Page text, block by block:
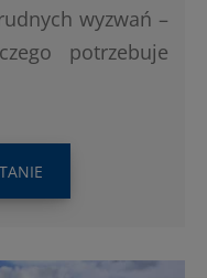
wyzwań –
potrzebuje